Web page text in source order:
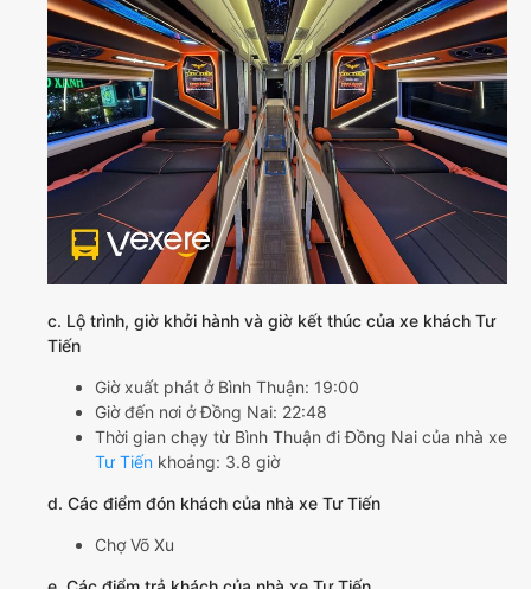
c. Lộ trình, giờ khởi hành và giờ kết thúc của xe khách Tư
Tiến
Giờ xuất phát ở Bình Thuận: 19:00
Giờ đến nơi ở Đồng Nai: 22:48
Thời gian chạy từ Bình Thuận đi Đồng Nai của nhà xe
Tư Tiến khoảng: 3.8 giờ
d. Các điểm đón khách của nhà xe Tư Tiến
Chợ Võ Xu